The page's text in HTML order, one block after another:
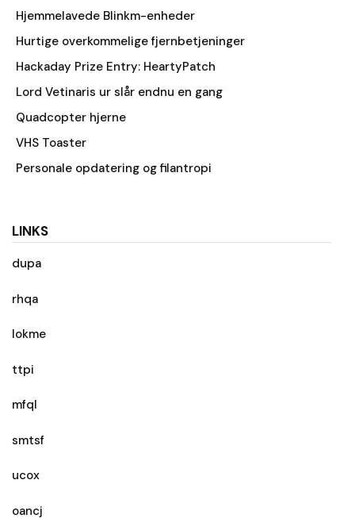
Hjemmelavede Blinkm-enheder
Hurtige overkommelige fjernbetjeninger
Hackaday Prize Entry: HeartyPatch
Lord Vetinaris ur slår endnu en gang
Quadcopter hjerne
VHS Toaster
Personale opdatering og filantropi
LINKS
dupa
rhqa
lokme
ttpi
mfql
smtsf
ucox
oancj